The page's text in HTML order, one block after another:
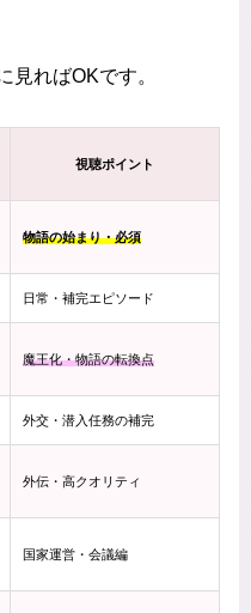
見ればOKです。
視聴ポイント
物語の始まり・必須
日常・補完エピソード
魔王化・物語の転換点
外交・潜入任務の補完
外伝・高クオリティ
国家運営・会議編